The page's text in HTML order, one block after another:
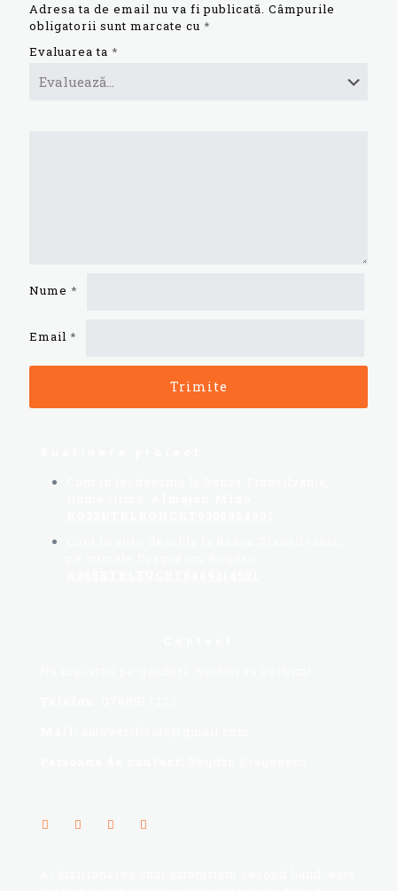
Adresa ta de email nu va fi publicată. Câmpurile
obligatorii sunt marcate cu *
Evaluarea ta *
Nume *
Email *